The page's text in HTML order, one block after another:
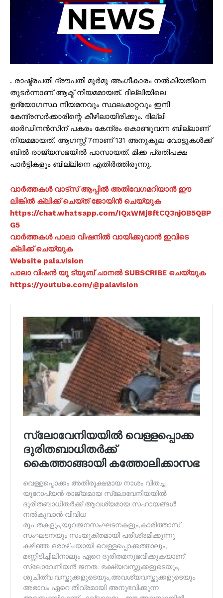
. രാഷ്ട്രപതി ദ്രൗപതി മുർമു അംഗീകാരം നൽകിയതിനെ
തുടർന്നാണ് ആക്ട് നിയമമായത്. ദില്ലിയിലെ
ഉദ്യോഗസ്ഥ നിയമനവും സ്ഥലംമാറ്റവും ഇനി
കേന്ദ്രസർക്കാരിന്റെ കീഴിലായിരിക്കും. ദില്ലി
ഓർഡിനൻസിന് പകരം കേന്ദ്രം കൊണ്ടുവന്ന ബില്ലാണ്
നിയമമായത്. ആഗസ്റ്റ് 7നാണ് 131 അനുകൂല വോട്ടുകൾക്ക്
ബിൽ രാജ്യസഭയിൽ പാസായത്. മിക്ക പ്രതിപക്ഷ
പാർട്ടികളും ബില്ലിനെ എതിർത്തിരുന്നു.
വാർത്തകൾ വാട്സ് ആപ്പിൽ അതിവേഗമറിയാൻ ഈ
ലിങ്കിൽ ക്ലിക്ക് ചെയ്ത് ജോയിൻ ചെയ്യുക
https://chat.whatsapp.com/IQxWMj8ftCQ3njOB5QBP
G5
വാർത്തകൾ പാലാ വിഷനിൽ വായിക്കുവാൻ ഇവിടെ
ക്ലിക്ക് ചെയ്യുക
Website pala.vision
പാലാ വിഷൻ യൂ ട്യൂബ് ചാനൽ SUBSCRIBE ചെയ്യുക
https://youtube.com/@palavision